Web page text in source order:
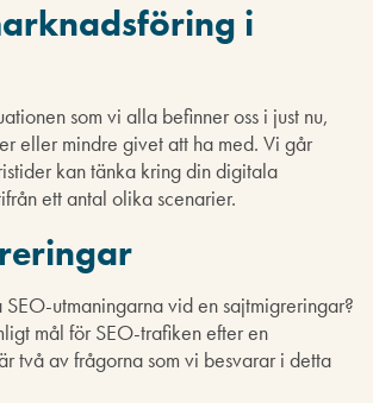
i
som vi alla befinner oss i just nu,
eller mindre givet att ha med. Vi går
kan tänka kring din digitala
ett antal olika scenarier.
utmaningarna vid en sajtmigreringar?
mål för SEO-trafiken efter en
två av frågorna som vi besvarar i detta